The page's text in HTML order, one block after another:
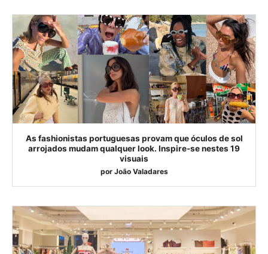
As fashionistas portuguesas provam que óculos de sol
arrojados mudam qualquer look. Inspire-se nestes 19
visuais
por João Valadares